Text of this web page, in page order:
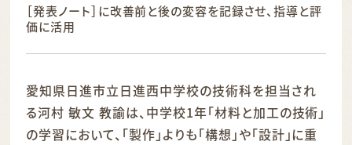
［発表ノート］に改善前と後の変容を記録させ、指導と評
価に活用
愛知県日進市立日進西中学校の技術科を担当され
る河村 敏文 教諭は、中学校1年「材料と加工の技術」
の学習において、「製作」よりも「構想」や「設計」に重